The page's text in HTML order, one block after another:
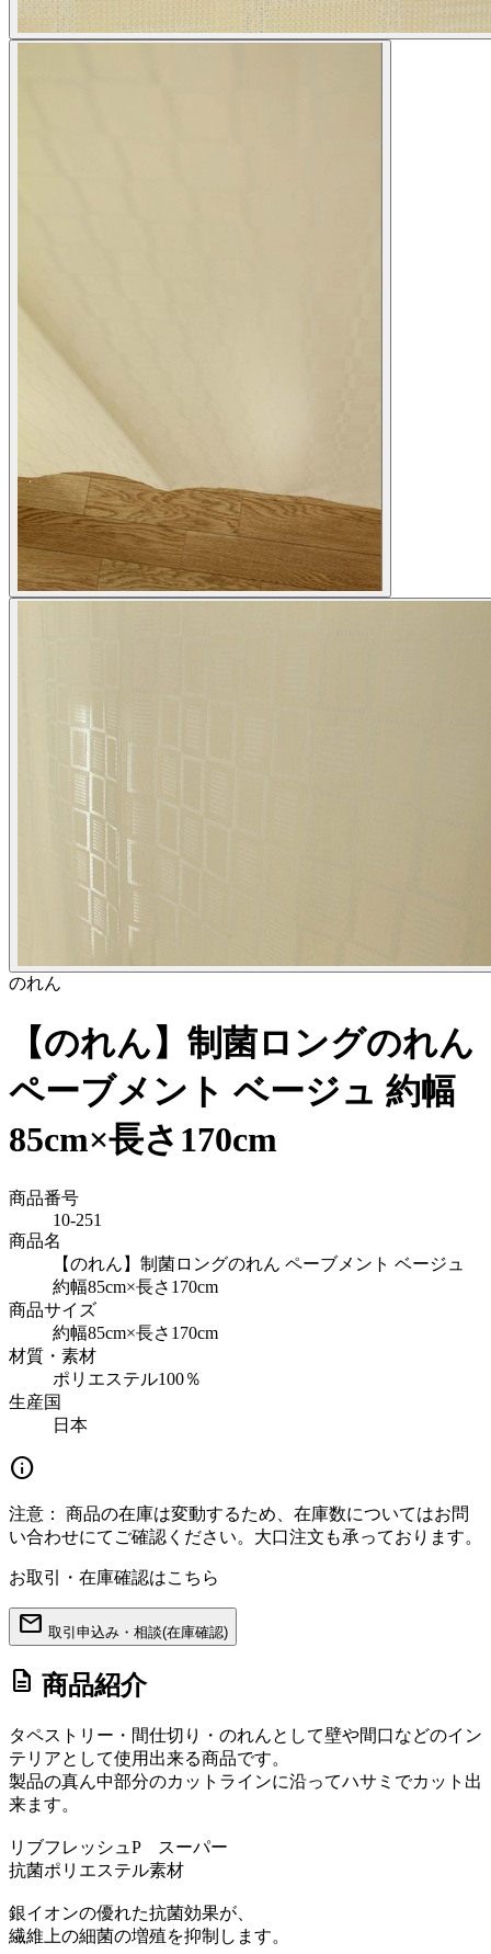
のれん
【のれん】制菌ロングのれん
ペーブメント ベージュ 約幅
85cm×長さ170cm
商品番号
10-251
商品名
【のれん】制菌ロングのれん ペーブメント ベージュ
約幅85cm×長さ170cm
商品サイズ
約幅85cm×長さ170cm
材質・素材
ポリエステル100％
生産国
日本
info
注意：
商品の在庫は変動するため、在庫数についてはお問
い合わせにてご確認ください。大口注文も承っております。
お取引・在庫確認はこちら
mail 取引申込み・相談(在庫確認)
description 商品紹介
タペストリー・間仕切り・のれんとして壁や間口などのイン
テリアとして使用出来る商品です。
製品の真ん中部分のカットラインに沿ってハサミでカット出
来ます。
リブフレッシュP スーパー
抗菌ポリエステル素材
銀イオンの優れた抗菌効果が、
繊維上の細菌の増殖を抑制します。